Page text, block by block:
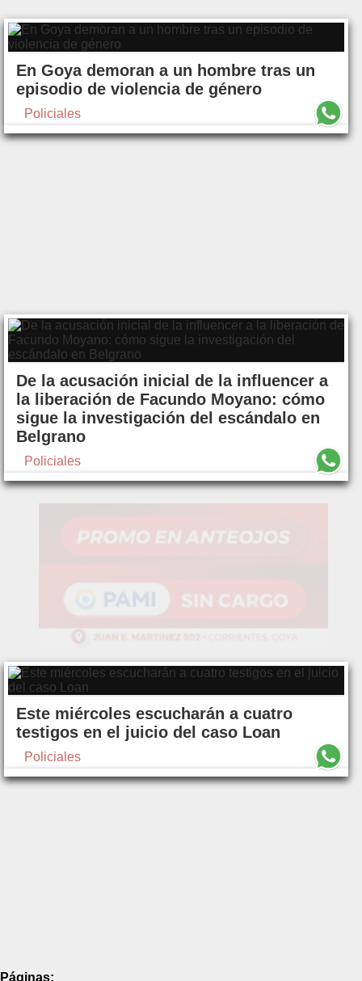
En Goya demoran a un hombre tras un
episodio de violencia de género
Policiales
De la acusación inicial de la influencer a
la liberación de Facundo Moyano: cómo
sigue la investigación del escándalo en
Belgrano
Policiales
Este miércoles escucharán a cuatro
testigos en el juicio del caso Loan
Policiales
Páginas: